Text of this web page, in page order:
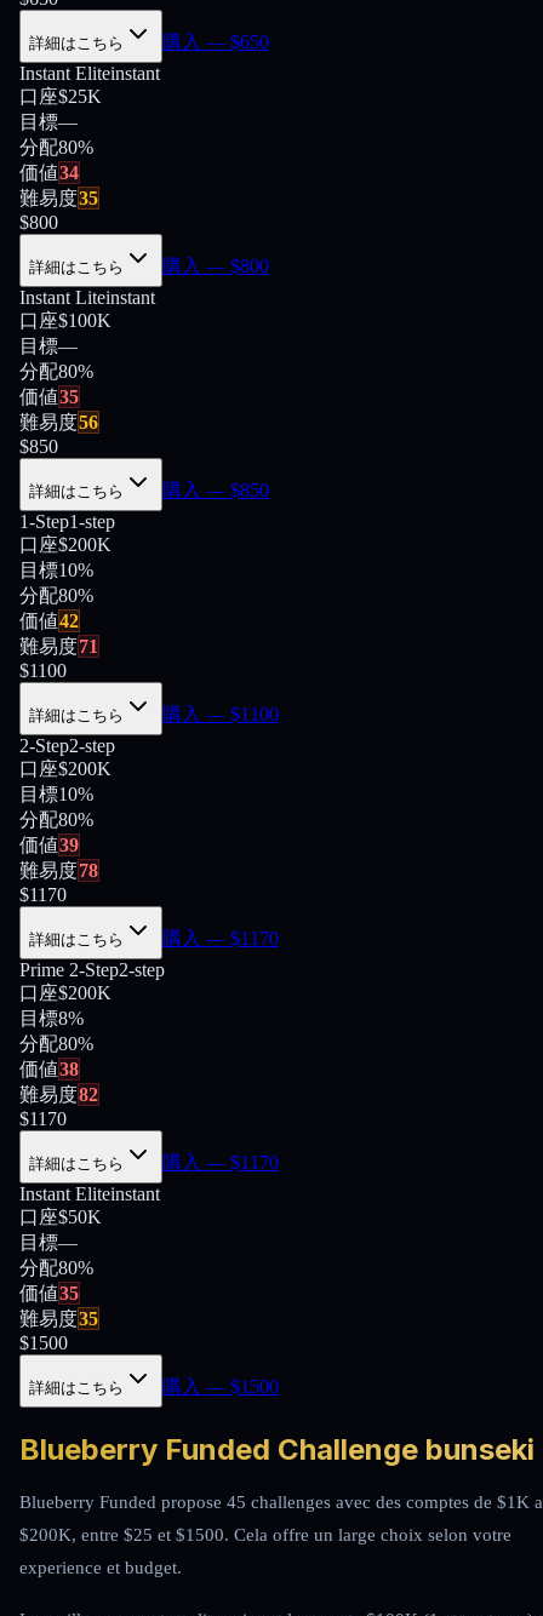
詳細はこちら 購入 — $650
Instant Eliteinstant
口座$25K
目標—
分配80%
価値34
難易度35
$800
詳細はこちら 購入 — $800
Instant Liteinstant
口座$100K
目標—
分配80%
価値35
難易度56
$850
詳細はこちら 購入 — $850
1-Step1-step
口座$200K
目標10%
分配80%
価値42
難易度71
$1100
詳細はこちら 購入 — $1100
2-Step2-step
口座$200K
目標10%
分配80%
価値39
難易度78
$1170
詳細はこちら 購入 — $1170
Prime 2-Step2-step
口座$200K
目標8%
分配80%
価値38
難易度82
$1170
詳細はこちら 購入 — $1170
Instant Eliteinstant
口座$50K
目標—
分配80%
価値35
難易度35
$1500
詳細はこちら 購入 — $1500
Blueberry Funded Challenge bunseki
Blueberry Funded propose 45 challenges avec des comptes de $1K a
$200K, entre $25 et $1500. Cela offre un large choix selon votre
experience et budget.